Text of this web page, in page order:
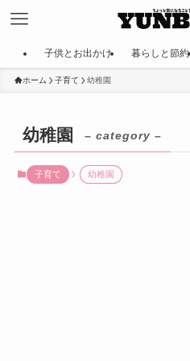
子供とお出かけ 暮らしと節約
ホーム 子育て 幼稚園
幼稚園 – category –
子育て 幼稚園